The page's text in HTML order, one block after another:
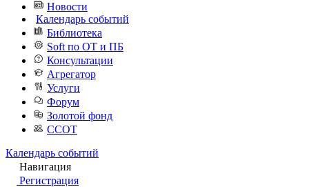
Новости
Календарь событий
Библиотека
Soft по ОТ и ПБ
Консультации
Агрегатор
Услуги
Форум
Золотой фонд
ССОТ
Календарь событий
Навигация
Регистрация